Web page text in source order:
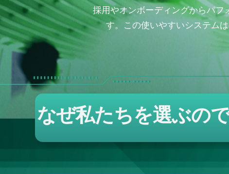
採用やオンボーディングからパフ
す。この使いやすいシステム
なぜ私たちを選ぶの